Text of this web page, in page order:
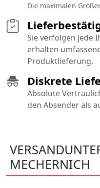
Diskrete
Absolute
den Absender als
Die maximalen
Sie verfolgen jede
erhalten
Produktlieferung.
MECHERNICH